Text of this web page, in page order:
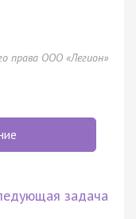
права ООО «Легион»
задача